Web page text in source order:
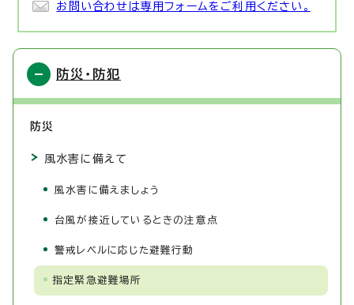
お問い合わせは専用フォームをご利用ください。
防災・防犯
防災
風水害に備えて
風水害に備えましょう
台風が接近しているときの注意点
警戒レベルに応じた避難行動
指定緊急避難場所